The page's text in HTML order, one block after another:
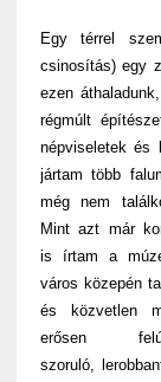
Egy térrel
csinosítás) egy
ezen
régmúlt
népviseletek és
jártam több
még nem
Mint azt már
is írtam a
város közepén
és közvetlen
erősen
szoruló,